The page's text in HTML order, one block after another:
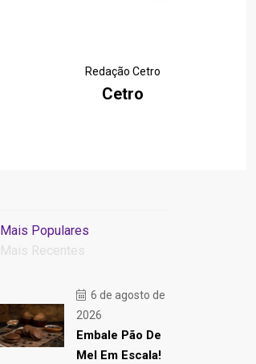
Redação Cetro
Cetro
Mais Populares
Mais Recentes
6 de agosto de
2026
Embale Pão De
Mel Em Escala!